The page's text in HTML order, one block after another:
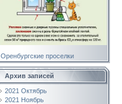
Оренбургские проселки
Архив записей
2021 Октябрь
2021 Ноябрь